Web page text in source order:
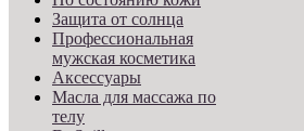
Защита от солнца
Профессиональная
мужская косметика
Аксессуары
Масла для массажа по
телу